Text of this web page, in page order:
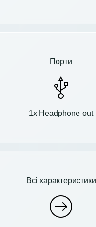
Порти
1x Headphone-out
Всі характеристики